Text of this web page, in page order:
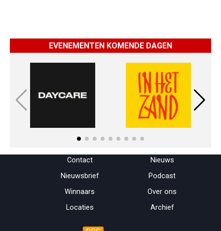
EVENEMENTEN KOMENDE DAGEN
Menu overslaan
Contact
Nieuws
Nieuwsbrief
Podcast
Winnaars
Over ons
Locaties
Archief